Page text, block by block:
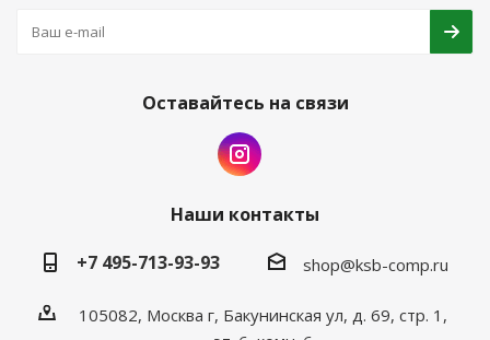
Оставайтесь на связи
Наши контакты
+7 495-713-93-93
shop@ksb-comp.ru
105082, Москва г, Бакунинская ул, д. 69, стр. 1,